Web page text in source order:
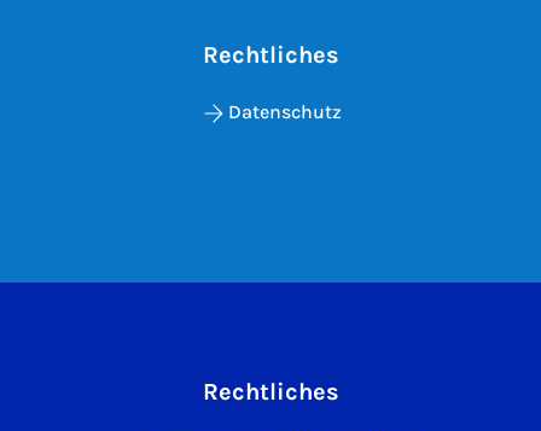
Rechtliches
Datenschutz
Rechtliches